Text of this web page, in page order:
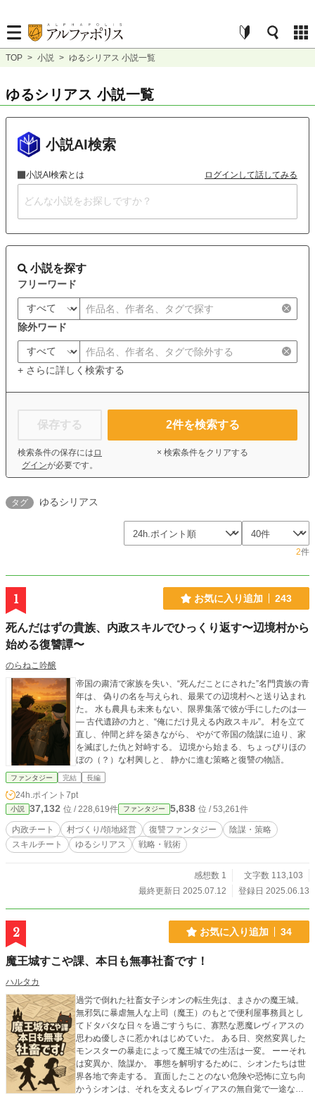
TOP > 小説 > ゆるシリアス 小説一覧
ゆるシリアス 小説一覧
小説AI検索
小説AI検索とは ログインして話してみる
小説を探す
フリーワード
除外ワード
+ さらに詳しく検索する
保存する
検索条件の保存には ロ
グインが必要です。
2件を検索する
× 検索条件をクリアする
タグ ゆるシリアス
2件
1 お気に入り追加 243
死んだはずの貴族、内政スキルでひっくり返す〜辺境村から
始める復讐譚〜
のらねこ吟醸
帝国の粛清で家族を失い、“死んだことにされた”名門貴族の青
年は、 偽りの名を与えられ、最果ての辺境村へと送り込まれ
た。 水も農具も未来もない、限界集落で彼が手にしたのは―
― 古代遺跡の力と、“俺にだけ見える内政スキル”。 村を立て
直し、仲間と絆を築きながら、 やがて帝国の陰謀に迫り、家
を滅ぼした仇と対峙する。 辺境から始まる、ちょっぴりほの
ぼの（？）な村興しと、 静かに進む策略と復讐の物語。
ファンタジー 完結 長編
24h.ポイント 7pt
小説 37,132 位 / 228,619件 ファンタジー 5,838 位 / 53,261件
内政チート 村づくり/領地経営 復讐ファンタジー
陰謀・策略
スキルチート
ゆるシリアス 戦略・戦術
感想数 1
文字数 113,103
最終更新日 2025.07.12
登録日 2025.06.13
2 お気に入り追加 34
魔王城すこや課、本日も無事社畜です！
ハルタカ
過労で倒れた社畜女子シオンの転生先は、まさかの魔王城。
無邪気に暴虐無人な上司（魔王）のもとで便利屋事務員とし
てドタバタな日々を過ごすうちに、寡黙な悪魔レヴィアスの
思わぬ優しさに惹かれはじめていた。 ある日、突然変異した
モンスターの暴走によって魔王城での生活は一変。 ーーそれ
は変異か、陰謀か。 事態を解明するために、シオンたちは世
界各地で奔走する。 直面したことのない危険や恐怖に立ち向
かうシオンは、それを支えるレヴィアスの無自覚で一途な愛